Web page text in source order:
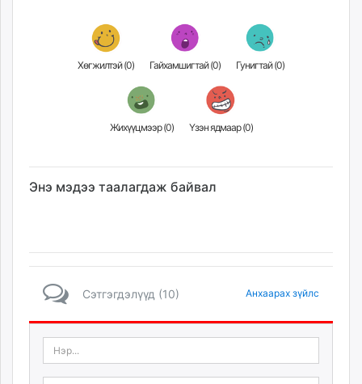
Хөгжилтэй (0) Гайхамшигтай (0) Гунигтай (0)
Жихүүцмээр (0) Үзэн ядмаар (0)
Энэ мэдээ таалагдаж байвал
Сэтгэгдэлүүд (10) Анхаарах зүйлс